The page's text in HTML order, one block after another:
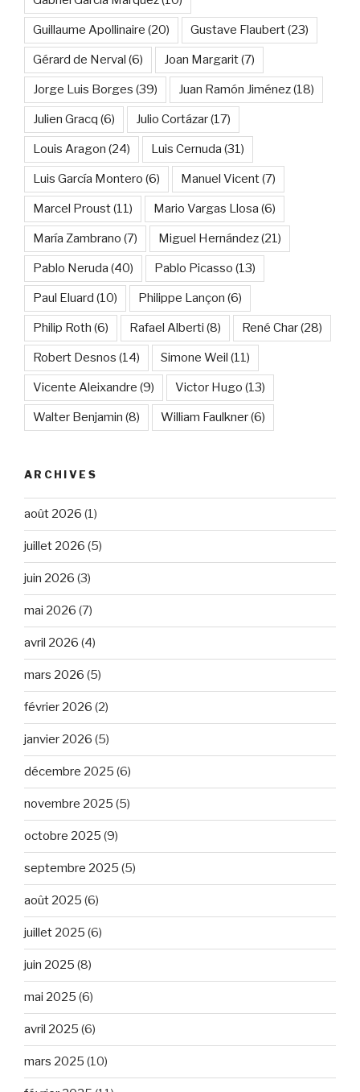
Guillaume Apollinaire (20) Gustave Flaubert(23)
Gérard de Nerval (6) Joan Margarit(7)
Jorge Luis Borges (39) Juan Ramón Jiménez(18)
Julien Gracq (6) Julio Cortázar(17)
Louis Aragon (24) Luis Cernuda (31)
Luis García Montero (6) Manuel Vicent(7)
Marcel Proust(11) Mario Vargas Llosa (6)
María Zambrano (7) Miguel Hernández(21)
Pablo Neruda (40) Pablo Picasso (13)
Paul Eluard (10) Philippe Lançon (6)
Philip Roth (6) Rafael Alberti (8) René Char(28)
Robert Desnos (14) Simone Weil (11)
Vicente Aleixandre (9) Victor Hugo (13)
Walter Benjamin (8) William Faulkner(6)
ARCHIVES
août 2026 (1)
juillet 2026 (5)
juin 2026 (3)
mai 2026 (7)
avril 2026 (4)
mars 2026 (5)
février 2026 (2)
janvier 2026 (5)
décembre 2025 (6)
novembre 2025 (5)
octobre 2025 (9)
septembre 2025 (5)
août 2025 (6)
juillet 2025 (6)
juin 2025 (8)
mai 2025 (6)
avril 2025 (6)
mars 2025 (10)